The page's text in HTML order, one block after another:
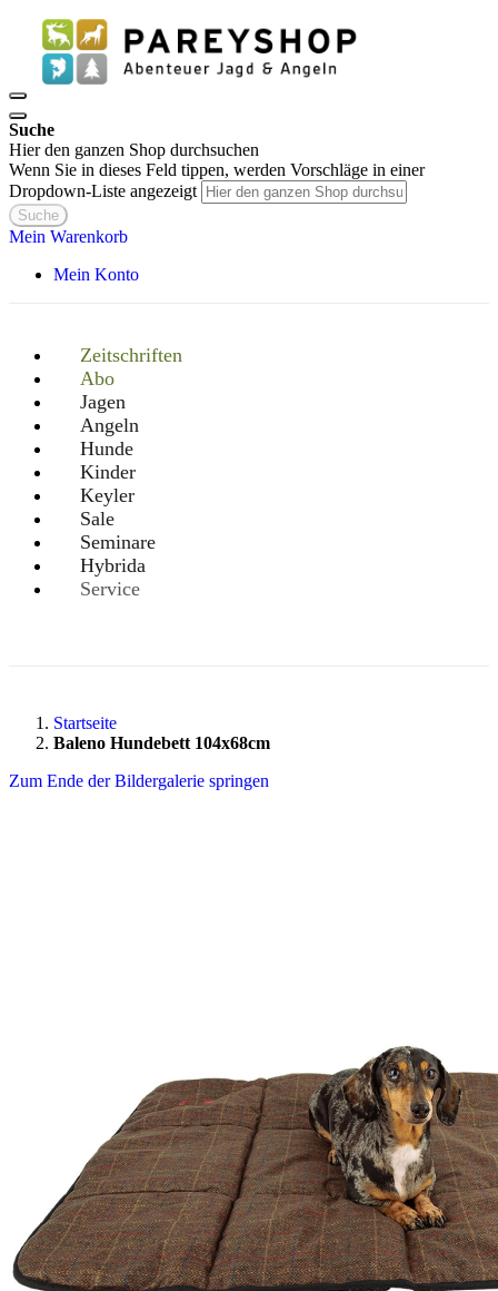
Suche
Hier den ganzen Shop durchsuchen
Wenn Sie in dieses Feld tippen, werden Vorschläge in einer
Dropdown-Liste angezeigt
Suche
Mein Warenkorb
Mein Konto
Zeitschriften
Abo
Jagen
Angeln
Hunde
Kinder
Keyler
Sale
Seminare
Hybrida
Service
Startseite
Baleno Hundebett 104x68cm
Zum Ende der Bildergalerie springen